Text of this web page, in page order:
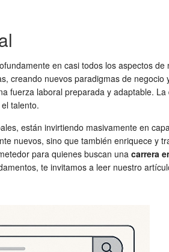
en casi todos los aspectos
creando nuevos paradigmas de
laboral preparada y adaptable.
talento.
están invirtiendo masivamente en
nuevos, sino que también enriquece y
para quienes buscan una carrera
te invitamos a leer nuestro